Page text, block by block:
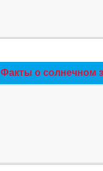
Факты о солнечном